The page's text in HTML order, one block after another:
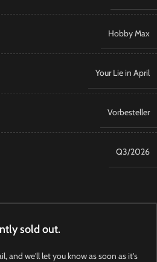
Hobby Max
Your Lie in April
Vorbesteller
Q3/2026
sold out.
and we'll let you know as soon as it's